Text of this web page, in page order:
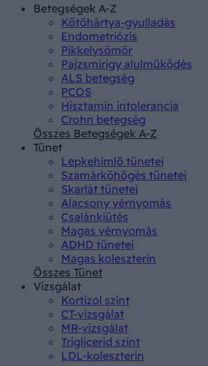
Betegségek A-Z
Kötőhártya-gyulladás
Endometriózis
Pikkelysömör
Pajzsmirigy alulműködés
ALS betegség
PCOS
Hisztamin intolerancia
Crohn betegség
Összes Betegségek A-Z
Tünet
Lepkehimlő tünetei
Szamárköhögés tünetei
Skarlát tünetei
Alacsony vérnyomás
Csalánkiütés
Magas vérnyomás
ADHD tünetei
Magas koleszterin
Összes Tünet
Vizsgálat
Kortizol szint
CT-vizsgálat
MR-vizsgálat
Triglicerid szint
LDL-koleszterin